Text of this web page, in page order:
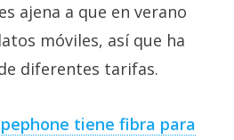
ajena a que en verano
móviles, así que ha
diferentes tarifas.
tiene fibra para